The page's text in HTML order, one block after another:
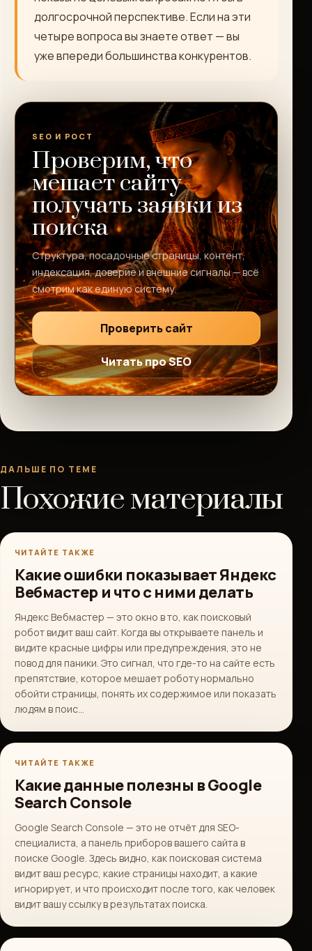
долгосрочной перспективе. Если на эти
четыре вопроса вы знаете ответ — вы
уже впереди большинства конкурентов.
SEO И РОСТ
Проверим, что
мешает сайту
получать заявки из
поиска
Структура, посадочные страницы, контент,
индексация, доверие и внешние сигналы — всё
смотрим как единую систему.
Проверить сайт
Читать про SEO
ДАЛЬШЕ ПО ТЕМЕ
Похожие материалы
ЧИТАЙТЕ ТАКЖЕ
Какие ошибки показывает Яндекс
Вебмастер и что с ними делать
Яндекс Вебмастер — это окно в то, как поисковый
робот видит ваш сайт. Когда вы открываете панель и
видите красные цифры или предупреждения, это не
повод для паники. Это сигнал, что где-то на сайте есть
препятствие, которое мешает роботу нормально
обойти страницы, понять их содержимое или показать
людям в поис…
ЧИТАЙТЕ ТАКЖЕ
Какие данные полезны в Google
Search Console
Google Search Console — это не отчёт для SEO-
специалиста, а панель приборов вашего сайта в
поиске Google. Здесь видно, как поисковая система
видит ваш ресурс, какие страницы находит, а какие
игнорирует, и что происходит после того, как человек
видит вашу ссылку в результатах поиска.